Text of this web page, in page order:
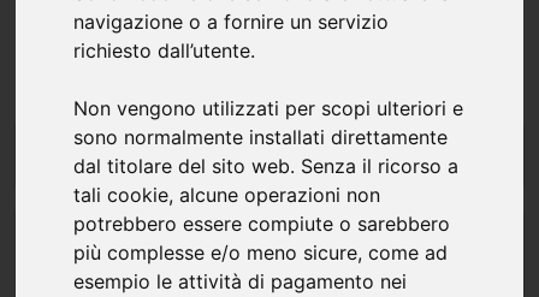
navigazione o a fornire un servizio
richiesto dall’utente.
Non vengono utilizzati per scopi ulteriori e
sono normalmente installati direttamente
dal titolare del sito web. Senza il ricorso a
tali cookie, alcune operazioni non
potrebbero essere compiute o sarebbero
più complesse e/o meno sicure, come ad
esempio le attività di pagamento nei
Salute, benessere e assistenza
Richiedere agevolazioni scolastiche
Presentazione domanda per bonus
economici